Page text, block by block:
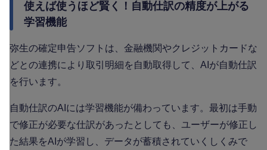
使えば使うほど賢く！自動仕訳の精度が上がる
学習機能
弥生の確定申告ソフトは、金融機関やクレジットカードな
どとの連携により取引明細を自動取得して、AIが自動仕訳
を行います。
自動仕訳のAIには学習機能が備わっています。最初は手動
で修正が必要な仕訳があったとしても、ユーザーが修正し
た結果をAIが学習し、データが蓄積されていくしくみで